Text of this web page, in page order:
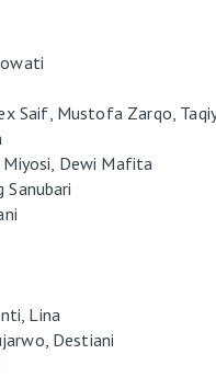
Saif, Mustofa Zarqo,
Dewi Mafita
Lina
Destiani